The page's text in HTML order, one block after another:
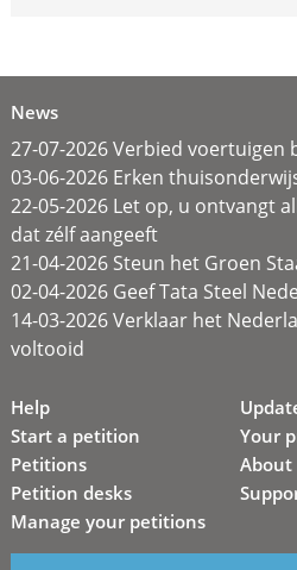
News
27-07-2026 Verbied voertuigen
03-06-2026 Erken
22-05-2026 Let op, u ontvangt
dat zélf aangeeft
21-04-2026 Steun het Groen
02-04-2026 Geef Tata Steel
14-03-2026 Verklaar het
voltooid
Help
Start a petition
Petitions
Petition desks
Manage your petitions
Your
About